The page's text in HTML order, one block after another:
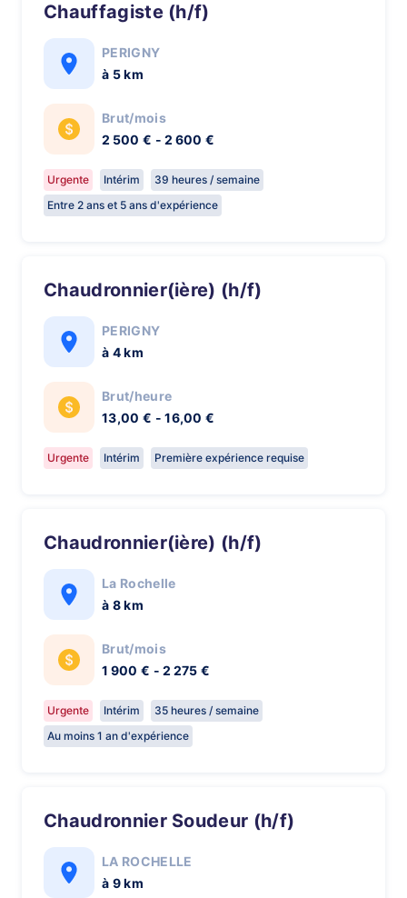
Chauffagiste (h/f)
PERIGNY
à 5 km
Brut/mois
2 500 € - 2 600 €
Urgente Intérim
39 heures / semaine
Entre 2 ans et 5 ans d'expérience
Chaudronnier(ière) (h/f)
PERIGNY
à 4 km
Brut/heure
13,00 € - 16,00 €
Urgente Intérim Première expérience requise
Chaudronnier(ière) (h/f)
La Rochelle
à 8 km
Brut/mois
1 900 € - 2 275 €
Urgente Intérim
35 heures / semaine
Au moins 1 an d'expérience
Chaudronnier Soudeur (h/f)
LA ROCHELLE
à 9 km